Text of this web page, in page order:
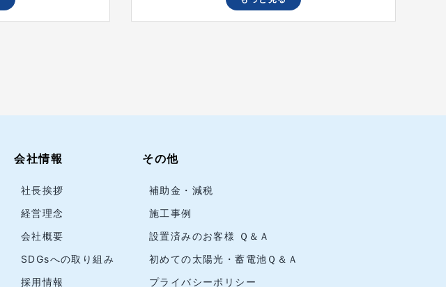
会社情報
社長挨拶
経営理念
会社概要
SDGsへの取り組み
採用情報
その他
補助金・減税
施工事例
設置済みのお客様 Ｑ＆Ａ
初めての太陽光・蓄電池Ｑ＆Ａ
プライバシーポリシー